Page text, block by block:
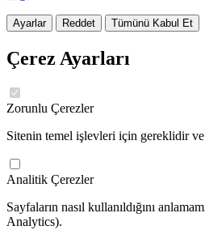
Ayarlar Reddet Tümünü Kabul Et
Çerez Ayarları
Zorunlu Çerezler
Sitenin temel işlevleri için gereklidir ve
Analitik Çerezler
Sayfaların nasıl kullanıldığını
Analytics).